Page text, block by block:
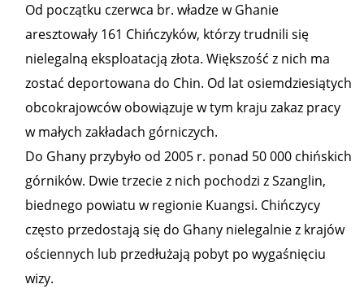
Od początku czerwca br. władze w Ghanie
aresztowały 161 Chińczyków, którzy trudnili się
nielegalną eksploatacją złota. Większość z nich ma
zostać deportowana do Chin. Od lat osiemdziesiątych
obcokrajowców obowiązuje w tym kraju zakaz pracy
w małych zakładach górniczych.
Do Ghany przybyło od 2005 r. ponad 50 000 chińskich
górników. Dwie trzecie z nich pochodzi z Szanglin,
biednego powiatu w regionie Kuangsi. Chińczycy
często przedostają się do Ghany nielegalnie z krajów
ościennych lub przedłużają pobyt po wygaśnięciu
wizy.